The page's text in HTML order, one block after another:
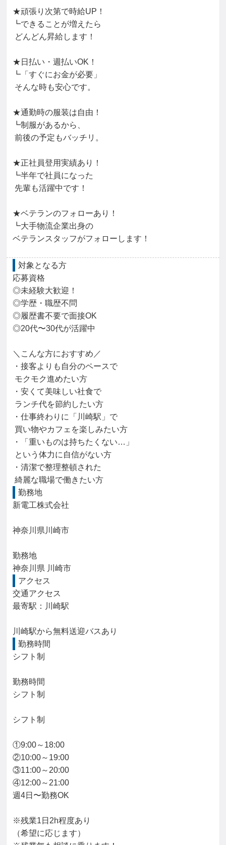
★頑張り次第で時給UP！
┗できることが増えたら
★日払い・週払いOK！
┗「すぐにお金が必要」
★通勤時の服装は自由！
┗制服があるから、
★正社員登用実績あり！
┗半年で社員になった
★ベテランのフォローあり！
┗大手物流企業出身の
ベテランスタッフがフォローします！
対象となる方
応募資格
◎未経験大歓迎！
◎学歴・職歴不問
◎履歴書不要で面接OK
◎20代〜30代が活躍中
＼こんな方におすすめ／
・接客よりも自分のペースで
・安くて美味しい社食で
・仕事終わりに「川崎駅」で
・「重いものは持ちたくない…」
・清潔で整理整頓された
綺麗な職場で働きたい方
勤務地
新電工株式会社
神奈川県川崎市
勤務地
神奈川県 川崎市
アクセス
交通アクセス
最寄駅：川崎駅
川崎駅から無料送迎バスあり
勤務時間
シフト制
勤務時間
シフト制
シフト制
①9:00～18:00
②10:00～19:00
③11:00～20:00
④12:00～21:00
週4日〜勤務OK
※残業1日2h程度あり
（希望に応じます）